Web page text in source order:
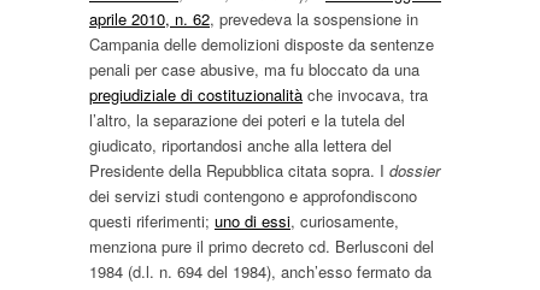
aprile 2010, n. 62, prevedeva la sospensione in
Campania delle demolizioni disposte da sentenze
penali per case abusive, ma fu bloccato da una
pregiudiziale di costituzionalità che invocava, tra
l’altro, la separazione dei poteri e la tutela del
giudicato, riportandosi anche alla lettera del
Presidente della Repubblica citata sopra. I dossier
dei servizi studi contengono e approfondiscono
questi riferimenti; uno di essi, curiosamente,
menziona pure il primo decreto cd. Berlusconi del
1984 (d.l. n. 694 del 1984), anch’esso fermato da